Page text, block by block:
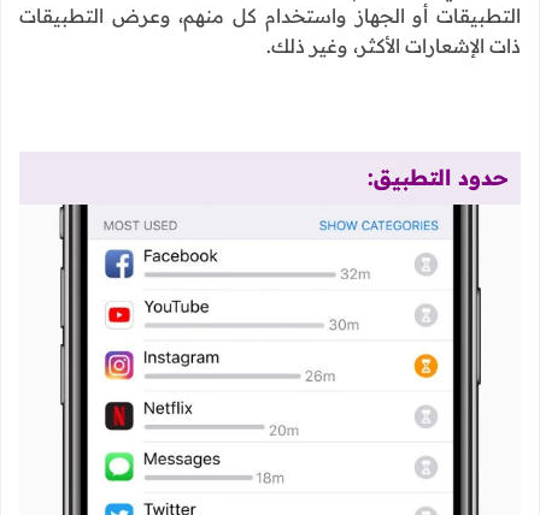
التطبيقات أو الجهاز واستخدام كل منهم، وعرض التطبيقات
ذات الإشعارات الأكثر، وغير ذلك.
حدود التطبيق: